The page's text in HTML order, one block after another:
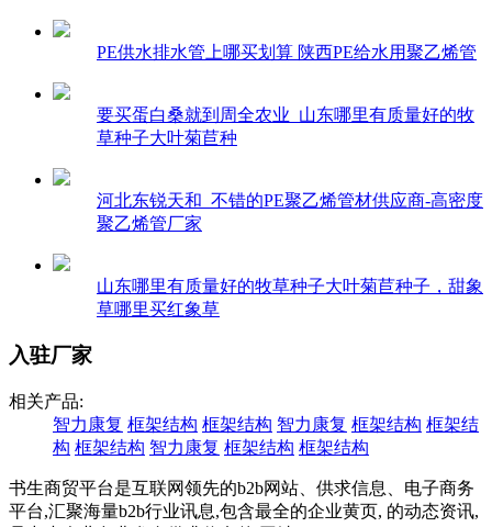
PE供水排水管上哪买划算 陕西PE给水用聚乙烯管
要买蛋白桑就到周全农业_山东哪里有质量好的牧
草种子大叶菊苣种
河北东锐天和_不错的PE聚乙烯管材供应商-高密度
聚乙烯管厂家
山东哪里有质量好的牧草种子大叶菊苣种子，甜象
草哪里买红象草
入驻厂家
相关产品:
智力康复 框架结构 框架结构 智力康复 框架结构 框架结
构 框架结构 智力康复 框架结构 框架结构
书生商贸平台是互联网领先的b2b网站、供求信息、电子商务
平台,汇聚海量b2b行业讯息,包含最全的企业黄页, 的动态资讯,